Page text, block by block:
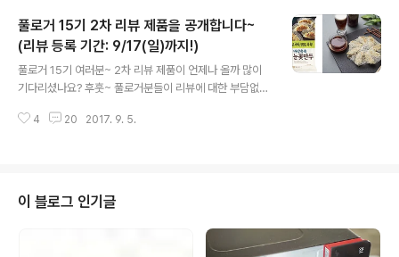
매해서 먹을 정도로 만족스러웠다고 하시더라구요~ 그래
서일까요? 리뷰량도 무려 한분 평균 9.8개씩이나~! 푸짐함
으로 가득했던 풀로거 15기! 과연 어떤 분이 영광의 타이틀
을 차지하셨을지 확인해보시죠! . . . 4월의라라님 이민성님
/ Berry Berry님 / 하영태훈맘님 / 보라도치님 / 마르셀님
짝짝짝짝~ 정말 축하드려요!! 다들 열심히 해주신 만큼 우
풀로거 15기 2차 리뷰 제품을 공개합니다~
(리뷰 등록 기간: 9/17(일)까지!)
풀로거 15기 여러분~ 2차 리뷰 제품이 언제나 올까 많이
기다리셨나요? 후훗~ 풀로거분들이 리뷰에 대한 부담없이
난~ 바로 지금~! 풀로거 2차 리뷰를 똭! 준비를 했지 뭐에
번에도 1차 때 처럼 신제품으로 가득가득 하냐구요? 네 물
론이죠~! 자세한 내용은 지금부터 하나씩 알아보는 걸로~
하나. 밑면은 ‘바삭’, 윗면은 ‘촉촉’ 눈꽃만두 다 똑같이 생긴
만두가 지겨운 분들, 색다른 야식을 찾는 분들, 전문점 수준
4 20 2017. 9. 5.
이 블로그 인기글